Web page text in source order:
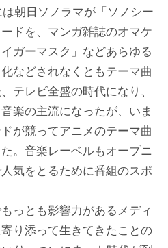
朝日ソノラマが「ソノシー
ドを、マンガ雑誌のオマケ
ガーマスク」などあらゆる
などされなくともテーマ曲
テレビ全盛の時代になり、
楽の主流になったが、いま
が競ってアニメのテーマ曲
。音楽レーベルもオープニ
気をとるために番組のスポ
っとも影響力があるメディ
り添って生きてきたことの